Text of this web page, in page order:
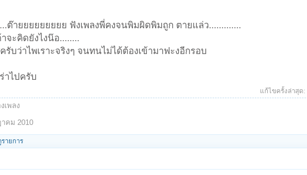
ต๊ายยยยยยยยย ฟังเพลงพี่คงจนพิมผิดพิมถูก ตายแล่ว.............
จะคิดยังไงน๊อ........
บว่าไพเราะจริงๆ จนทนไม่ได้ต้องเข้ามาฟะงอีกรอบ
าไปครับ
แก้ไขครั้งล่าสุด:
เพลง
คม 2010
รายการ